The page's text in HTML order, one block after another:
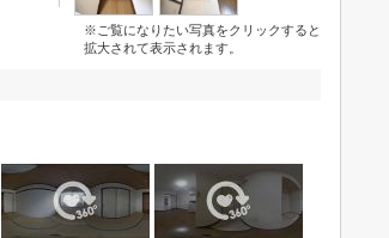
※ご覧になりたい写真をクリックすると
拡大されて表示されます。